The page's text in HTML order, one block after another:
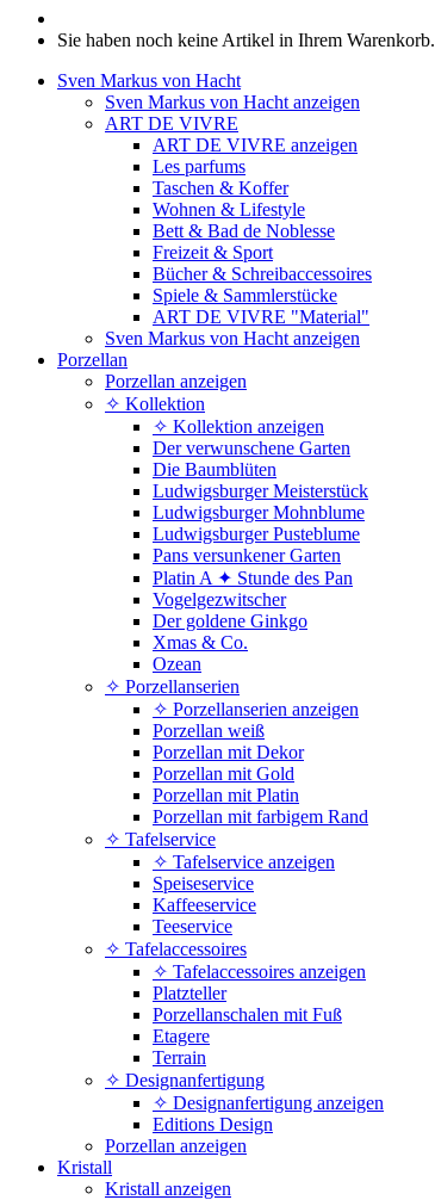
Sie haben noch keine Artikel in Ihrem Warenkorb.
Sven Markus von Hacht
Sven Markus von Hacht anzeigen
ART DE VIVRE
ART DE VIVRE anzeigen
Les parfums
Taschen & Koffer
Wohnen & Lifestyle
Bett & Bad de Noblesse
Freizeit & Sport
Bücher & Schreibaccessoires
Spiele & Sammlerstücke
ART DE VIVRE "Material"
Sven Markus von Hacht anzeigen
Porzellan
Porzellan anzeigen
✧ Kollektion
✧ Kollektion anzeigen
Der verwunschene Garten
Die Baumblüten
Ludwigsburger Meisterstück
Ludwigsburger Mohnblume
Ludwigsburger Pusteblume
Pans versunkener Garten
Platin A ✦ Stunde des Pan
Vogelgezwitscher
Der goldene Ginkgo
Xmas & Co.
Ozean
✧ Porzellanserien
✧ Porzellanserien anzeigen
Porzellan weiß
Porzellan mit Dekor
Porzellan mit Gold
Porzellan mit Platin
Porzellan mit farbigem Rand
✧ Tafelservice
✧ Tafelservice anzeigen
Speiseservice
Kaffeeservice
Teeservice
✧ Tafelaccessoires
✧ Tafelaccessoires anzeigen
Platzteller
Porzellanschalen mit Fuß
Etagere
Terrain
✧ Designanfertigung
✧ Designanfertigung anzeigen
Editions Design
Porzellan anzeigen
Kristall
Kristall anzeigen